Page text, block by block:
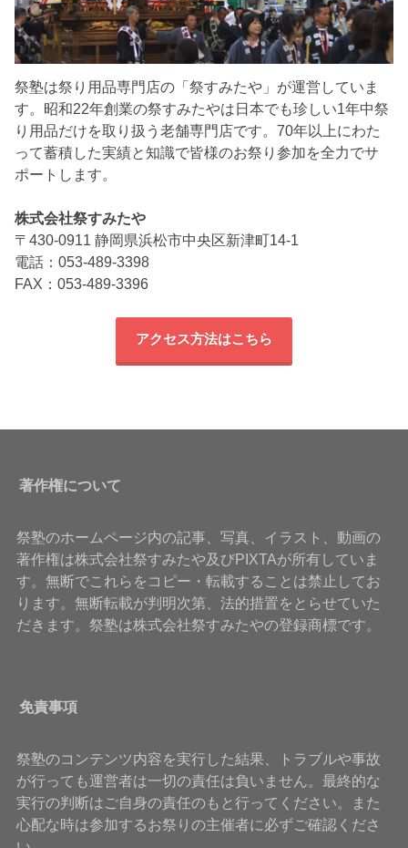
祭塾は祭り用品専門店の「祭すみたや」が運営していま
す。昭和22年創業の祭すみたやは日本でも珍しい1年中祭
り用品だけを取り扱う老舗専門店です。70年以上にわた
って蓄積した実績と知識で皆様のお祭り参加を全力でサ
ポートします。
株式会社祭すみたや
〒430-0911 静岡県浜松市中央区新津町14-1
電話：053-489-3398
FAX：053-489-3396
アクセス方法はこちら
著作権について
祭塾のホームページ内の記事、写真、イラスト、動画の
著作権は株式会社祭すみたや及びPIXTAが所有していま
す。無断でこれらをコピー・転載することは禁止してお
ります。無断転載が判明次第、法的措置をとらせていた
だきます。祭塾は株式会社祭すみたやの登録商標です。
免責事項
祭塾のコンテンツ内容を実行した結果、トラブルや事故
が行っても運営者は一切の責任は負いません。最終的な
実行の判断はご自身の責任のもと行ってください。また
心配な時は参加するお祭りの主催者に必ずご確認くださ